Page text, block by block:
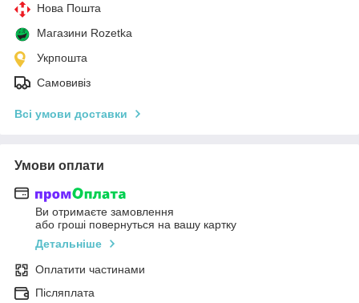
Нова Пошта
Магазини Rozetka
Укрпошта
Самовивіз
Всі умови доставки
Умови оплати
Ви отримаєте замовлення
або гроші повернуться на вашу картку
Детальніше
Оплатити частинами
Післяплата